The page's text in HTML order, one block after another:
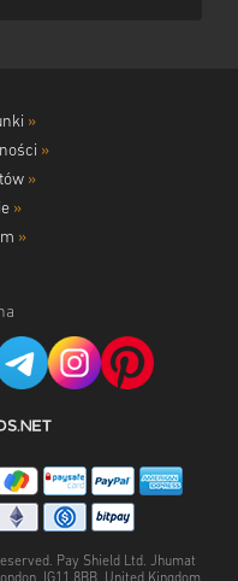
»
»
»
»
»
Pay Shield Ltd. Jhumat